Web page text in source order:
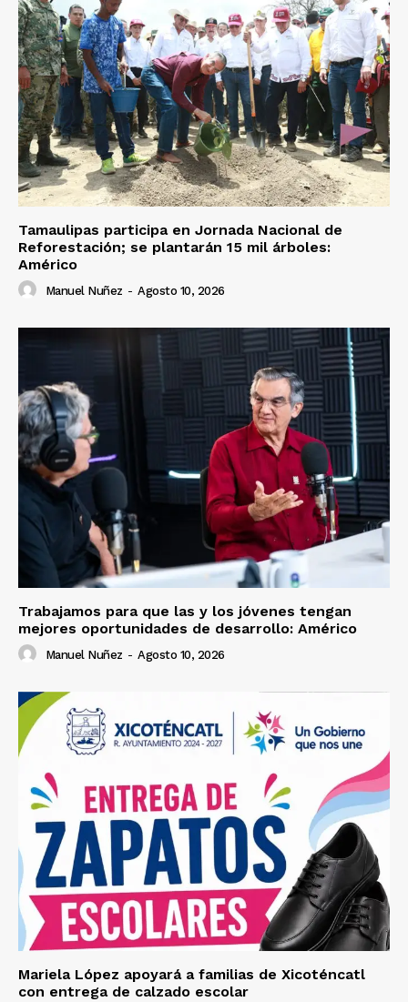
Tamaulipas participa en Jornada Nacional de
Reforestación; se plantarán 15 mil árboles:
Américo
Manuel Nuñez - Agosto 10, 2026
Trabajamos para que las y los jóvenes tengan
mejores oportunidades de desarrollo: Américo
Manuel Nuñez - Agosto 10, 2026
Mariela López apoyará a familias de Xicoténcatl
con entrega de calzado escolar